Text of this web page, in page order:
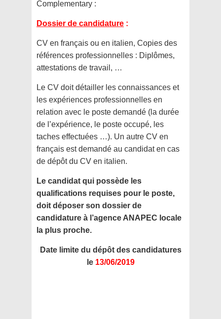
Complementary :
Dossier de candidature :
CV en français ou en italien, Copies des
références professionnelles : Diplômes,
attestations de travail, …
Le CV doit détailler les connaissances et
les expériences professionnelles en
relation avec le poste demandé (la durée
de l’expérience, le poste occupé, les
taches effectuées …). Un autre CV en
français est demandé au candidat en cas
de dépôt du CV en italien.
Le candidat qui possède les
qualifications requises pour le poste,
doit déposer son dossier de
candidature à l’agence ANAPEC locale
la plus proche.
Date limite du dépôt des candidatures
le 13/06/2019